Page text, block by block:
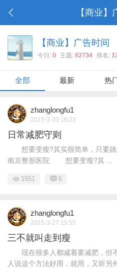
【商业】
【商业】广告时间
今日: 0 主题: 82734 排名:
全部 最新 热
zhanglongfu1
2015-3-30 16:23
日常减肥守则
想要变瘦?其实很简单，只要
南京整形医院 想要变瘦?其 ...
1551 6
zhanglongfu1
2015-3-27 15:55
三不就叫走到瘦
现在很多人都减着要减肥，但
人说这个方法好用，就用，又听另